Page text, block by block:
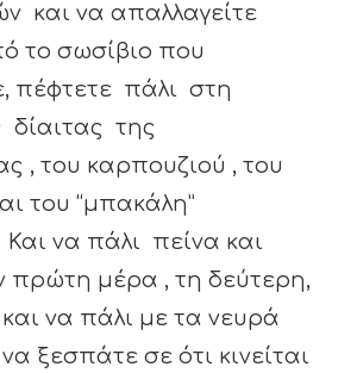
και να απαλλαγείτε
το σωσίβιο που
πέφτετε πάλι στη
της
, του καρπουζιού , του
του “μπακάλη”
να πάλι πείνα και
πρώτη μέρα , τη δεύτερη,
να πάλι με τα νευρά
ξεσπάτε σε ότι κινείται